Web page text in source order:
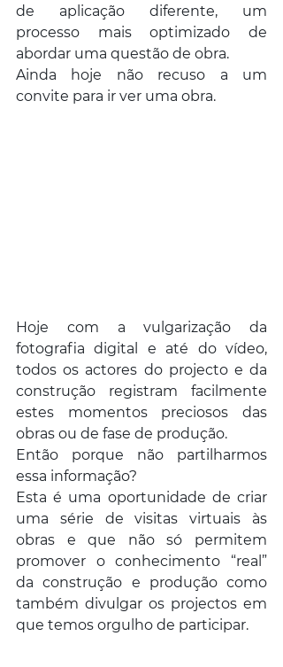
de aplicação diferente, um
processo mais optimizado de
abordar uma questão de obra.
Ainda hoje não recuso a um
convite para ir ver uma obra.
Hoje com a vulgarização da
fotografia digital e até do vídeo,
todos os actores do projecto e da
construção registram facilmente
estes momentos preciosos das
obras ou de fase de produção.
Então porque não partilharmos
essa informação?
Esta é uma oportunidade de criar
uma série de visitas virtuais às
obras e que não só permitem
promover o conhecimento “real”
da construção e produção como
também divulgar os projectos em
que temos orgulho de participar.